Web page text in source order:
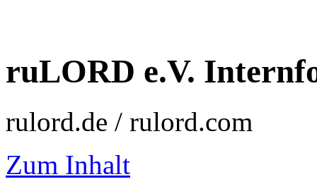
ruLORD e.V.
rulord.de / rulord.com
Zum Inhalt